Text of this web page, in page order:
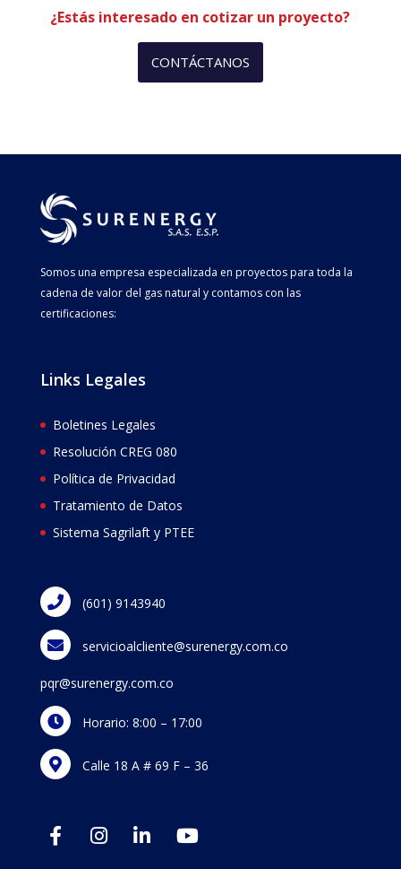
¿Estás interesado en cotizar un proyecto?
CONTÁCTANOS
Somos una empresa especializada en proyectos para toda la
cadena de valor del gas natural y contamos con las
certificaciones:
Links Legales
Boletines Legales
Resolución CREG 080
Política de Privacidad
Tratamiento de Datos
Sistema Sagrilaft y PTEE
(601) 9143940
servicioalcliente@surenergy.com.co
pqr@surenergy.com.co
Horario: 8:00 – 17:00
Calle 18 A # 69 F – 36